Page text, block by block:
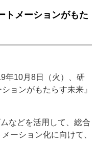
イベント 信用情報
業界
トメーションがもた
年10月8日（火）、研
ョンがもたらす未来』
などを活用して、総合
ーション化に向けて、